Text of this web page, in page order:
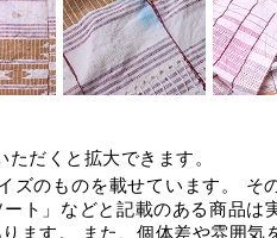
だくと拡大できます。
ズのものを載せています。 そ
ト」などと記載のある商品は
ます。 また、個体差や雰囲気